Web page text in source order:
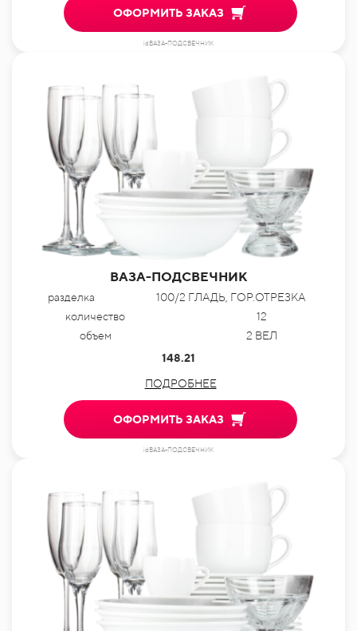
ОФОРМИТЬ ЗАКАЗ
idВАЗА-ПОДСВЕЧНИК
ВАЗА-ПОДСВЕЧНИК
разделка
100/2 ГЛАДЬ, ГОР.ОТРЕЗКА
количество
12
объем
2 ВЕЛ
148.21
ПОДРОБНЕЕ
ОФОРМИТЬ ЗАКАЗ
idВАЗА-ПОДСВЕЧНИК